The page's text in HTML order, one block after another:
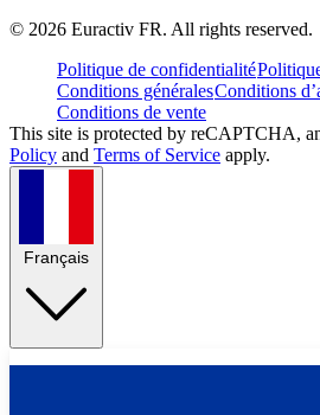
© 2026 Euractiv FR. All rights reserved.
Politique de confidentialité
Conditions généralesConditions
Conditions de vente
This site is protected by reCAPTCHA,
Policy and Terms of Service apply.
Français